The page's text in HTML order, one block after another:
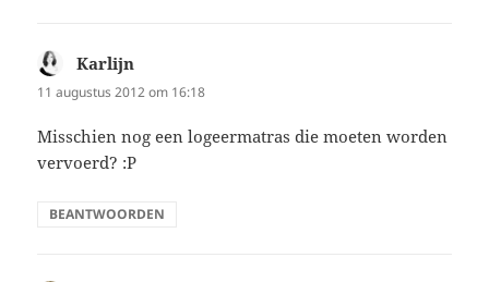
Karlijn
11 augustus 2012 om 16:18
Misschien nog een logeermatras die moeten worden
vervoerd? :P
BEANTWOORDEN